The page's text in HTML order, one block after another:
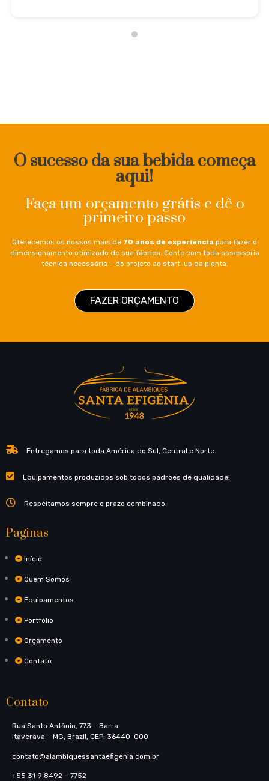
O sucesso da sua bebida começa
aqui!
Faça um orçamento grátis e dê o
primeiro passo
Oferecemos os nossos mais de 70 anos de experiência para fazer o
dimensionamento otimizado de sua fábrica. Conte com toda assessoria
técnica necessária – do projeto ao start-up da planta.
FAZER ORÇAMENTO
Entregamos para toda América do Sul, Central e Norte.
Equipamentos produzidos sob todos padrões de qualidade!
Respeitamos sempre o prazo combinado.
Paginas
Início
Quem Somos
Equipamentos
Portfólio
Orçamento
Contato
Contato
Rua Santo Antônio, 773​ – Barra
Itaverava – MG, Brazil, CEP: 36440-000
contato@alambiquessantaefigenia.com.br
+55 31 9 8492 – 7752